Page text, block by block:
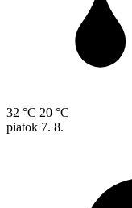
32 °C 20 °C
piatok 7. 8.